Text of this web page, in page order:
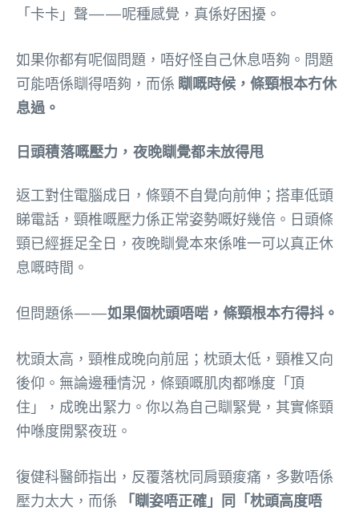
「卡卡」聲——呢種感覺，真係好困擾。
如果你都有呢個問題，唔好怪自己休息唔夠。問題
可能唔係瞓得唔夠，而係 瞓嘅時候，條頸根本冇休
息過。
日頭積落嘅壓力，夜晚瞓覺都未放得甩
返工對住電腦成日，條頸不自覺向前伸；搭車低頭
睇電話，頸椎嘅壓力係正常姿勢嘅好幾倍。日頭條
頸已經捱足全日，夜晚瞓覺本來係唯一可以真正休
息嘅時間。
但問題係——如果個枕頭唔啱，條頸根本冇得抖。
枕頭太高，頸椎成晚向前屈；枕頭太低，頸椎又向
後仰。無論邊種情況，條頸嘅肌肉都喺度「頂
住」，成晚出緊力。你以為自己瞓緊覺，其實條頸
仲喺度開緊夜班。
復健科醫師指出，反覆落枕同肩頸痠痛，多數唔係
壓力太大，而係
「瞓姿唔正確」同「枕頭高度唔